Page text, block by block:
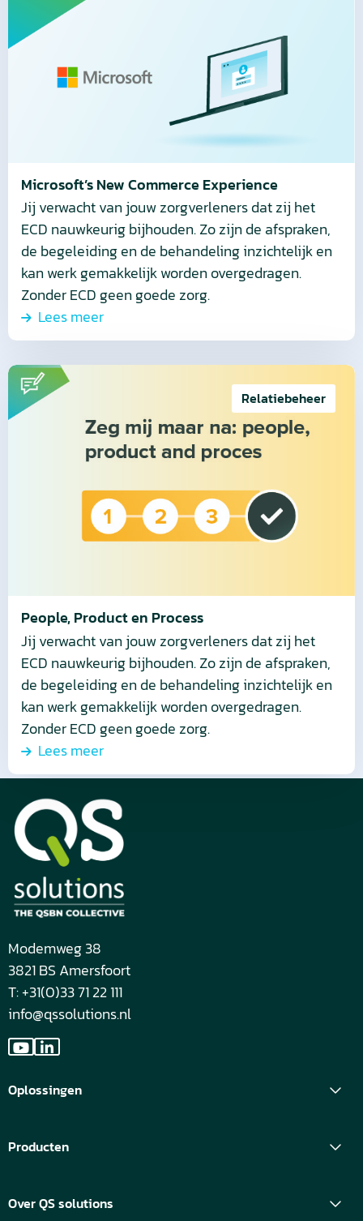
Microsoft’s New Commerce Experience
Jij verwacht van jouw zorgverleners dat zij het
ECD nauwkeurig bijhouden. Zo zijn de afspraken,
de begeleiding en de behandeling inzichtelijk en
kan werk gemakkelijk worden overgedragen.
Zonder ECD geen goede zorg.
Lees meer
Microsoft’s
New
Commerce
Experience
People, Product en Process
Relatiebeheer
Jij verwacht van jouw zorgverleners dat zij het
ECD nauwkeurig bijhouden. Zo zijn de afspraken,
de begeleiding en de behandeling inzichtelijk en
kan werk gemakkelijk worden overgedragen.
Zonder ECD geen goede zorg.
Lees meer
Lees
meer
over
Modemweg 38
3821 BS Amersfoort
T: +31(0)33 71 22 111
info@qssolutions.nl
Ga
YouTube
Ga
LinkedIn
Oplossingen
Producten
Over QS solutions